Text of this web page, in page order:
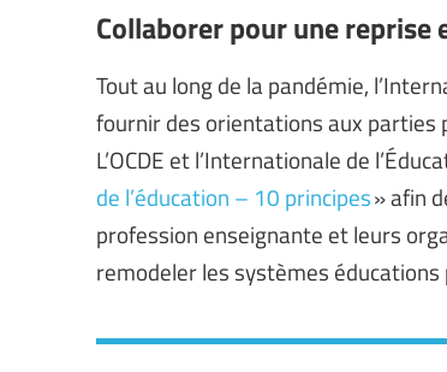
Collaborer pour une reprise
Tout au long de la pandémie,
fournir des orientations aux parties
L’OCDE et l’Internationale de
de l’éducation – 10 principes» afin
profession enseignante et leurs
remodeler les systèmes éducations